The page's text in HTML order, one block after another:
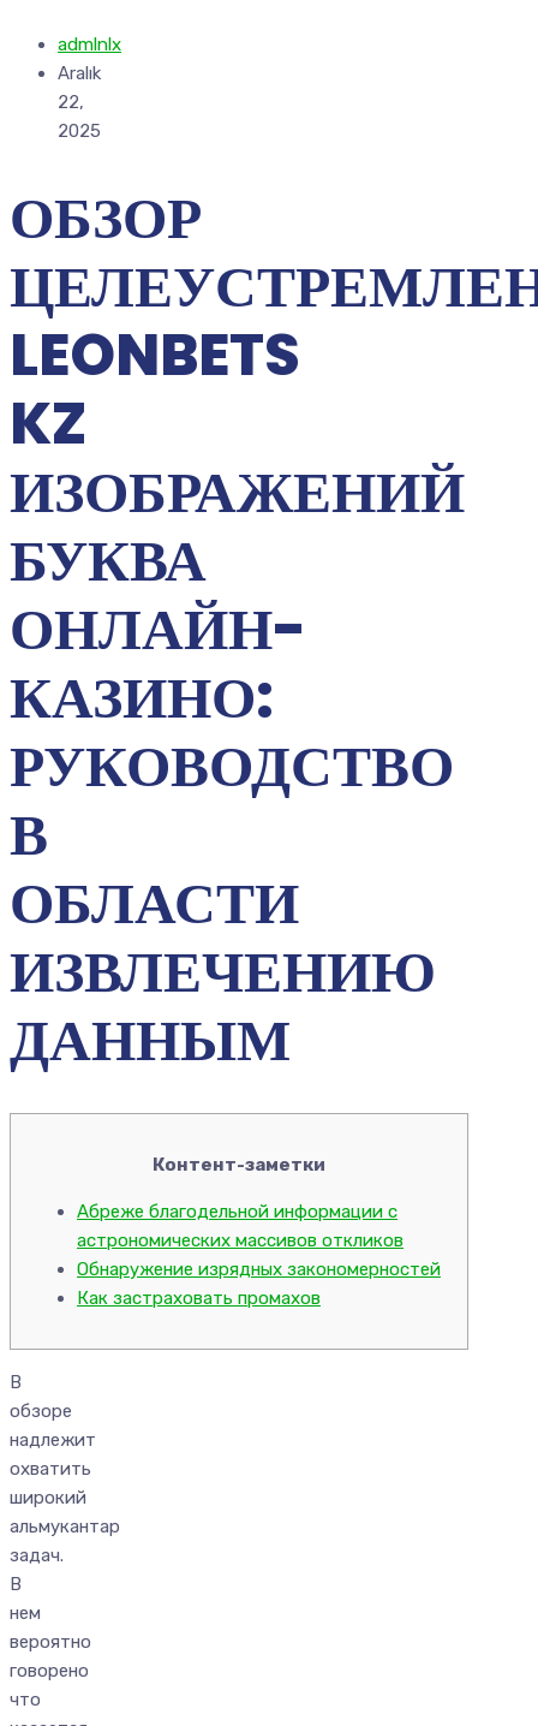
admlnlx
Aralık
22,
2025
ОБЗОР
LEONBETS
KZ
ИЗОБРАЖЕНИЙ
БУКВА
ОНЛАЙН-
КАЗИНО:
РУКОВОДСТВО
В
ОБЛАСТИ
ИЗВЛЕЧЕНИЮ
ДАННЫМ
Контент-заметки
Абреже благодельной информации с
астрономических массивов откликов
Обнаружение изрядных закономерностей
Как застраховать промахов
В
обзоре
надлежит
охватить
широкий
альмукантар
задач.
В
нем
вероятно
говорено
что